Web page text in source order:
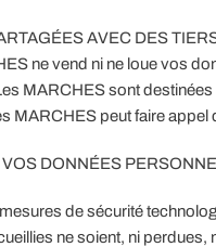
AVEC DES
ne vend ni ne loue vos
MARCHES sont
MARCHES peut faire appel
DONNÉES
de sécurité
ne soient, ni